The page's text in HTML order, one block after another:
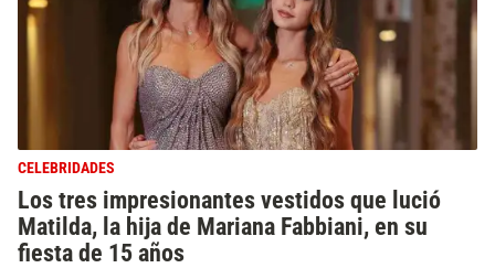
CELEBRIDADES
Los tres impresionantes vestidos que lució
Matilda, la hija de Mariana Fabbiani, en su
fiesta de 15 años